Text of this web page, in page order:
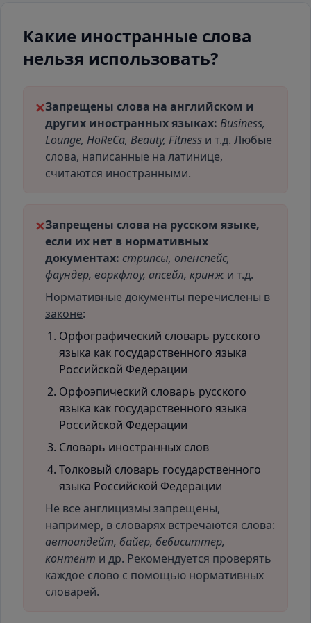
Какие иностранные слова
нельзя использовать?
✕Запрещены слова на английском и
других иностранных языках: Business,
Lounge, HoReCa, Beauty, Fitness и т.д. Любые
слова, написанные на латинице,
считаются иностранными.
✕Запрещены слова на русском языке,
если их нет в нормативных
документах: стрипсы, опенспейс,
фаундер, воркфлоу, апсейл, кринж и т.д.
Нормативные документы перечислены в
законе:
Орфографический словарь русского
языка как государственного языка
Российской Федерации
Орфоэпический словарь русского
языка как государственного языка
Российской Федерации
Словарь иностранных слов
Толковый словарь государственного
языка Российской Федерации
Не все англицизмы запрещены,
например, в словарях встречаются слова:
автоапдейт, байер, бебиситтер,
контент и др. Рекомендуется проверять
каждое слово с помощью нормативных
словарей.